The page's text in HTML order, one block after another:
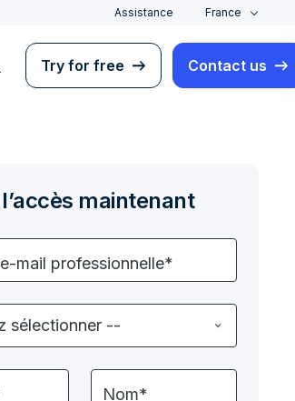
Assistance France
Try for free Contact us
maintenant
mail professionnelle*
Nom*